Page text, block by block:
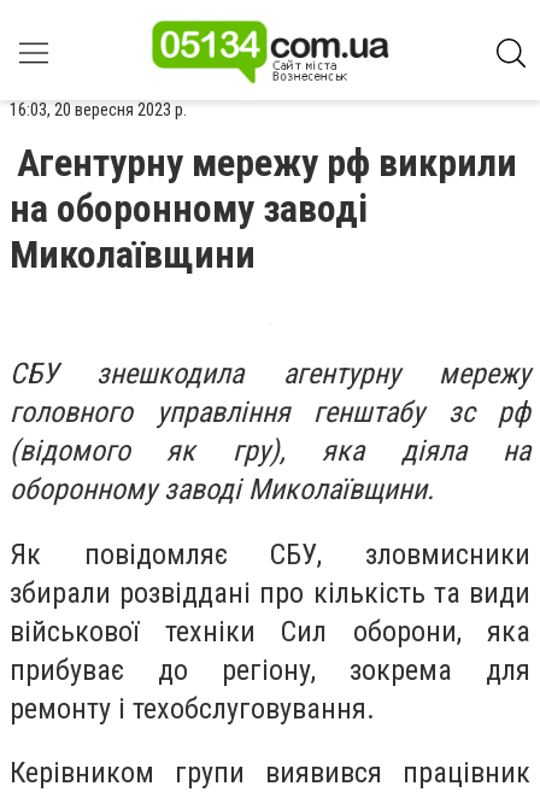
16:03, 20 вересня 2023 р.
Агентурну мережу рф викрили
на оборонному заводі
Миколаївщини
СБУ знешкодила агентурну мережу
головного управління генштабу зс рф
(відомого як гру), яка діяла на
оборонному заводі Миколаївщини.
Як повідомляє СБУ, зловмисники
збирали розвіддані про кількість та види
військової техніки Сил оборони, яка
прибуває до регіону, зокрема для
ремонту і техобслуговування.
Керівником групи виявився працівник